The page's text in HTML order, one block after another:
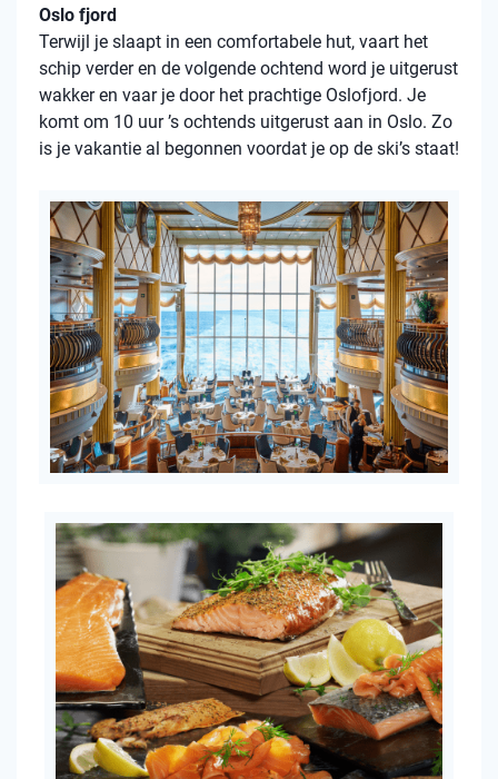
Oslo fjord
Terwijl je slaapt in een comfortabele hut, vaart het
schip verder en de volgende ochtend word je uitgerust
wakker en vaar je door het prachtige Oslofjord. Je
komt om 10 uur ’s ochtends uitgerust aan in Oslo. Zo
is je vakantie al begonnen voordat je op de ski’s staat!